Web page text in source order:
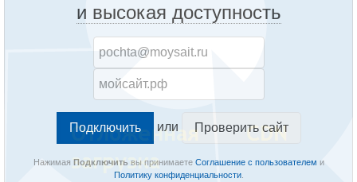
и высокая доступность
или Проверить сайт
Нажимая Подключитьвы принимаете Соглашение с пользователем и
Политику конфиденциальности.